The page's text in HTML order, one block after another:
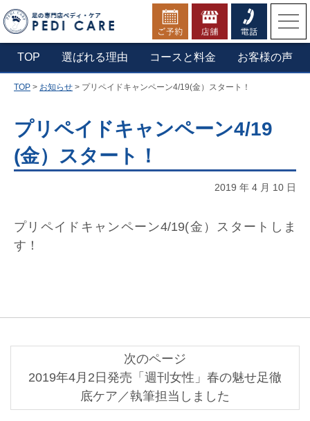
TOP 選ばれる理由 コースと料金 お客様の声
お電話でのご予約・お問合せ
▼横浜本店へ電話する
0800-1234-210
定休日：第一木曜日・年末年始
営業時間：9:30 - 20:00（最終受付19:30）
TOP > お知らせ > プリペイドキャンペーン4/19(金）スタート！
プリペイドキャンペーン4/19
(金）スタート！
2019 年 4 月 10 日
プリペイドキャンペーン4/19(金）スタートしま
す！
次のページ
2019年4月2日発売「週刊女性」春の魅せ足徹
底ケア／執筆担当しました